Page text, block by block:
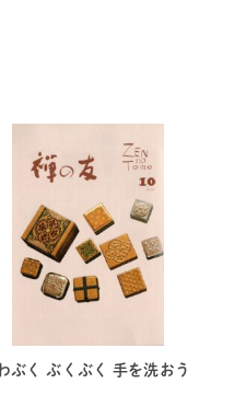
ぶく ぶくぶく 手を洗おう